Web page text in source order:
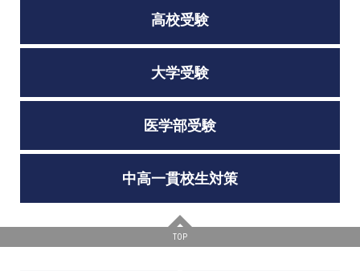
高校受験
大学受験
医学部受験
中高一貫校生対策
TOP